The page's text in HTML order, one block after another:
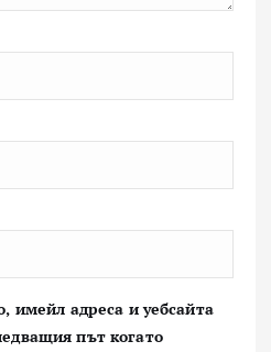
имейл адреса и уебсайта
път когато